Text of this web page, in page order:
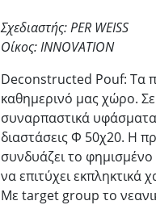
Σχεδιαστής: PER WEISS
Οίκος: INNOVATION
Deconstructed Pouf: Τα
καθημερινό μας χώρο.
συναρπαστικά
διαστάσεις Φ 50χ20. Η
συνδυάζει το φημισμένο
να επιτύχει εκπληκτικά
Με target group το